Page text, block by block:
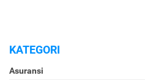
KATEGORI
Asuransi